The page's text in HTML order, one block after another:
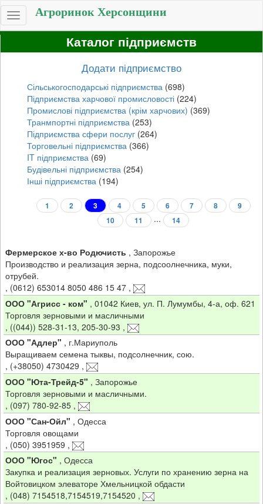
Toggle
navigation
Агроринок Херсонщини
Каталог підприємств
Додати підприємство
Сільськогосподарські підприємства (698)
Підприємства харчової промисловості (224)
Промислові підприємства (крім харчових) (369)
Транмпортні підприємства (253)
Підприємства сфери послуг (264)
Торговельні підприємства (366)
IT підприємства (69)
Будівельні підприємства (254)
Інші підприємства (194)
1 2 3 4 5 6 7 8
9
10
11 ... 14
Фермерское х-во Родючисть , Запорожье
Производство и реализация зерна, подсоолнечника, муки,
отрубей.
, (0612) 653014 8050 486 15 47,
ООО "Агрисс - ком" , 01042 Киев, ул. П. Лумумбы, 4-а, оф. 621
Торговля зерновыми и масличными
, ((044)) 528-31-13, 205-30-93 ,
ООО "Адлер" , г.Мариуполь
Выращиваем семена тыквы, подсолнечник, сою.
, (+38050) 4730429 ,
ООО "Юта-Трейд-5" , Запорожье
Торговля зерновыми и масличными.
, (097) 780-92-85,
ООО "Сан-Ойл" , Одесса
Торговля овощами
, (050) 3951959 ,
ООО "Югос" , Одесса
Закупка и реализация зерновых. Услуги по хранению зерна на
Войтовицком элеваторе Хмельницкой обдасти
, (048) 7154518,7154519,7154520 ,